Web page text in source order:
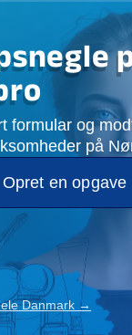
formular og
på
Opret en opgave
Danmark →